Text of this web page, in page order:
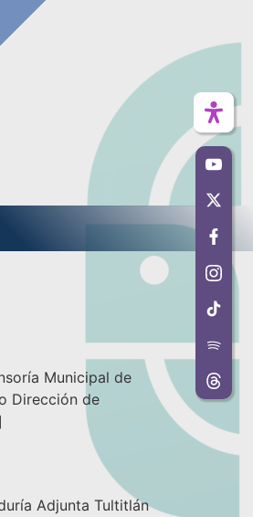
Municipal de
Dirección de
Adjunta Tultitlán